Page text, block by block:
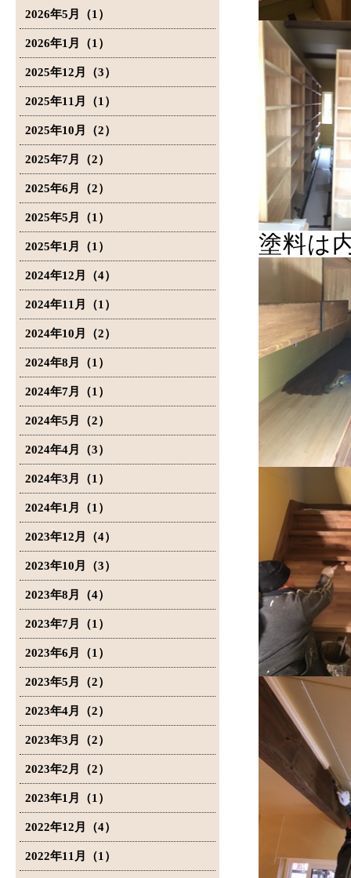
2026年5月（1）
2026年1月（1）
2025年12月（3）
2025年11月（1）
2025年10月（2）
2025年7月（2）
2025年6月（2）
2025年5月（1）
2025年1月（1）
2024年12月（4）
2024年11月（1）
2024年10月（2）
2024年8月（1）
2024年7月（1）
2024年5月（2）
2024年4月（3）
2024年3月（1）
2024年1月（1）
2023年12月（4）
2023年10月（3）
2023年8月（4）
2023年7月（1）
2023年6月（1）
2023年5月（2）
2023年4月（2）
2023年3月（2）
2023年2月（2）
2023年1月（1）
2022年12月（4）
2022年11月（1）
塗料は